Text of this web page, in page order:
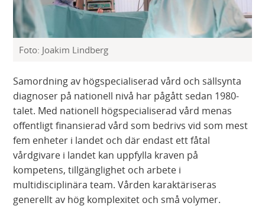
Foto: Joakim Lindberg
Samordning av högspecialiserad vård och sällsynta
diagnoser på nationell nivå har pågått sedan 1980-
talet. Med nationell högspecialiserad vård menas
offentligt finansierad vård som bedrivs vid som mest
fem enheter i landet och där endast ett fåtal
vårdgivare i landet kan uppfylla kraven på
kompetens, tillgänglighet och arbete i
multidisciplinära team. Vården karaktäriseras
generellt av hög komplexitet och små volymer.